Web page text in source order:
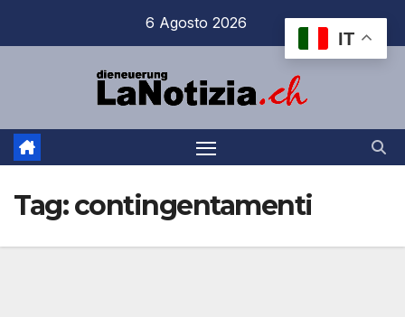
6 Agosto 2026
Tag:contingentamenti
IT